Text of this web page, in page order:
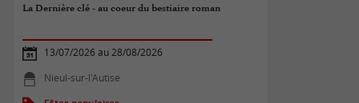
La Dernière clé - au coeur du bestiaire roman
13/07/2026 au 28/08/2026
Nieul-sur-l'Autise